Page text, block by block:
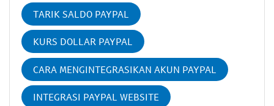
TARIK SALDO PAYPAL
KURS DOLLAR PAYPAL
CARA MENGINTEGRASIKAN AKUN PAYPAL
INTEGRASI PAYPAL WEBSITE